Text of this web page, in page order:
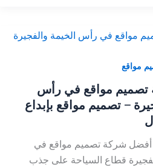
مواقع
مواقع في رأس
– تصميم مواقع بإبداع
أفضل شركة تصميم مواقع في
قطاع السياحة على جذب